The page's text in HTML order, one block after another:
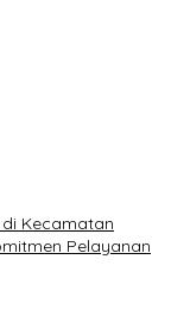
Kecamatan
Pelayanan